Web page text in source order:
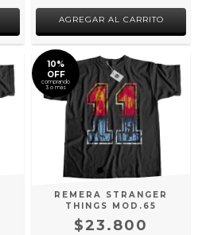
AGREGAR AL CARRITO
10%
OFF
comprando
3 o más
REMERA STRANGER
THINGS MOD.65
$23.800